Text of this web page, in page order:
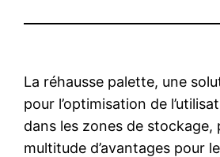
La réhausse palette, une
pour l’optimisation de
dans les zones de stockage,
multitude d’avantages pour